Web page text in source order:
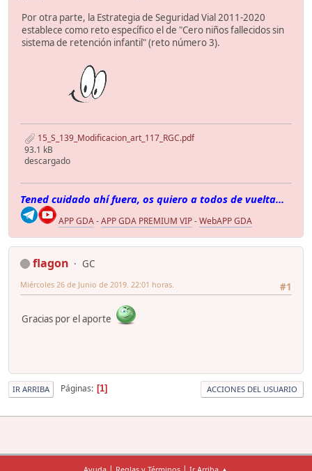
Por otra parte, la Estrategia de Seguridad Vial 2011-2020
establece como reto específico el de "Cero niños fallecidos sin
sistema de retención infantil" (reto número 3).
15_S_139_Modificacion_art_117_RGC.pdf
93.1 kB
descargado
Tened cuidado ahí fuera, os quiero a todos de vuelta...
APP GDA-APP GDA PREMIUM VIP-WebAPP GDA
flagon
GC
#1
Miércoles 26 de Junio de 2019. 22:01 horas.
Gracias por el aporte
IR ARRIBA Páginas 1 ACCIONES DEL USUARIO